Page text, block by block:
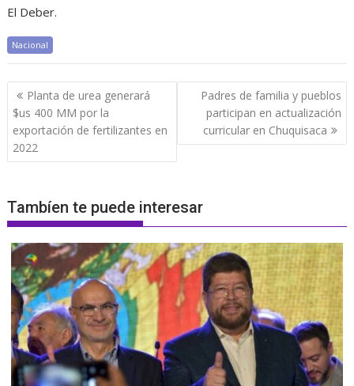
El Deber.
Nacional
Navegación
de
entradas
Planta de urea generará
$us 400 MM por la
exportación de fertilizantes en
2022
Padres de familia y pueblos
participan en actualización
curricular en Chuquisaca
Tambíen te puede interesar